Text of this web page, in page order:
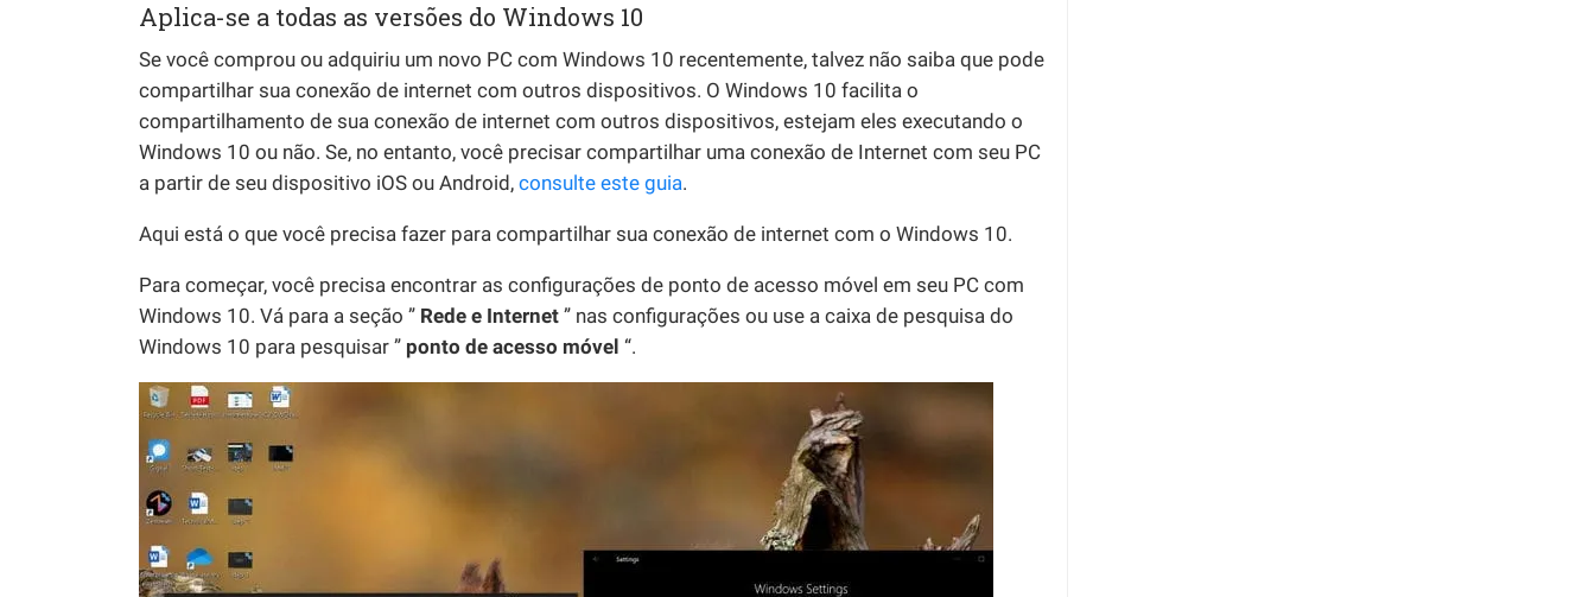
Aplica-se a todas as versões do Windows 10
Se você comprou ou adquiriu um novo PC com Windows 10 recentemente, talvez não saiba que pode
compartilhar sua conexão de internet com outros dispositivos. O Windows 10 facilita o
compartilhamento de sua conexão de internet com outros dispositivos, estejam eles executando o
Windows 10 ou não. Se, no entanto, você precisar compartilhar uma conexão de Internet com seu PC
a partir de seu dispositivo iOS ou Android, consulte este guia.
Aqui está o que você precisa fazer para compartilhar sua conexão de internet com o Windows 10.
Para começar, você precisa encontrar as configurações de ponto de acesso móvel em seu PC com
Windows 10. Vá para a seção ” Rede e Internet ” nas configurações ou use a caixa de pesquisa do
Windows 10 para pesquisar ” ponto de acesso móvel “.